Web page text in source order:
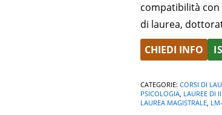
compatibilità con
di laurea,
CHIEDI INFO
CATEGORIE: CORSI DI
PSICOLOGIA, LAUREE DI
LAUREA MAGISTRALE,